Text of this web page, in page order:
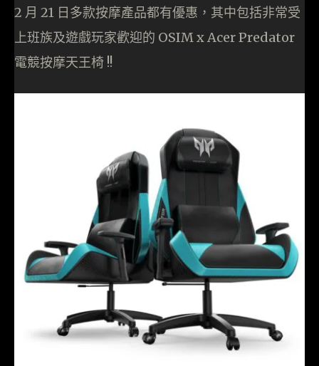
2 月 21 日多款按摩產品都有優惠，其中包括非常受
上班族及遊戲玩家歡迎的 OSIM x Acer Predator
電競按摩天王椅 !!